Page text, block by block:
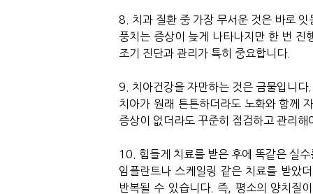
8. 치과 질환 중 가장 무서운 것은 바로 잇
풍치는 증상이 늦게 나타나지만 한 번 진
조기
진단과 관리가 특히 중요합니다.
9. 치아건강을 자만하는 것은 금물입니다.
치아가 원래 튼튼하더라도 노화와 함께
증상이
없더라도 꾸준히 점검하고 관리해
10. 힘들게 치료를 받은 후에 똑같은 실수
임플란트나 스케일링 같은 치료를 받았
반복될 수 있습니다. 즉 평소의
양치질이